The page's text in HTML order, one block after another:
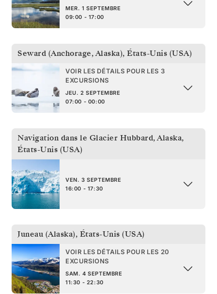
MER. 1 SEPTEMBRE
09:00 - 17:00
Seward (Anchorage, Alaska), États-Unis (USA)
VOIR LES DÉTAILS POUR LES 3
EXCURSIONS
JEU. 2 SEPTEMBRE
07:00 - 00:00
Navigation dans le Glacier Hubbard, Alaska,
États-Unis (USA)
VEN. 3 SEPTEMBRE
16:00 - 17:30
Juneau (Alaska), États-Unis (USA)
VOIR LES DÉTAILS POUR LES 20
EXCURSIONS
SAM. 4 SEPTEMBRE
11:30 - 22:30